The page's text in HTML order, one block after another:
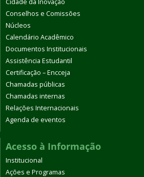
Cidade da Inovação
Conselhos e Comissões
Núcleos
Calendário Acadêmico
Documentos Institucionais
Assistência Estudantil
Certificação – Encceja
Chamadas públicas
Chamadas internas
Relações Internacionais
Agenda de eventos
Acesso à Informação
Institucional
Ações e Programas